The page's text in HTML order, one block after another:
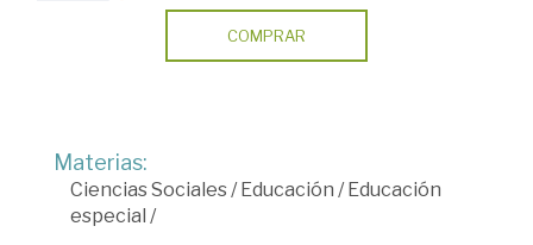
COMPRAR
Materias:
Ciencias Sociales /Educación /Educación
especial /